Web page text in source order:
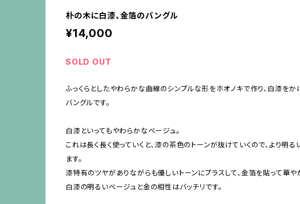
朴の木に白漆、金箔のバングル
¥14,000
SOLD OUT
ふっくらとしたやわらかな曲線のシンプルな形をホオノキで作り、白漆をか
バングルです。
白漆といってもやわらかなベージュ。
これは長く長く使っていくと、漆の茶色のトーンが抜けていくので、より明
ます。
漆特有のツヤがありながらも優しいトーンにプラスして、金箔を貼って華や
白漆の明るいベージュと金の相性はバッチリです。